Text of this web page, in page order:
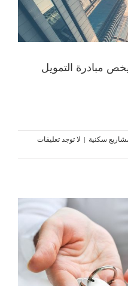
مبادرة التمويل
سكنية | لا توجد تعليقات